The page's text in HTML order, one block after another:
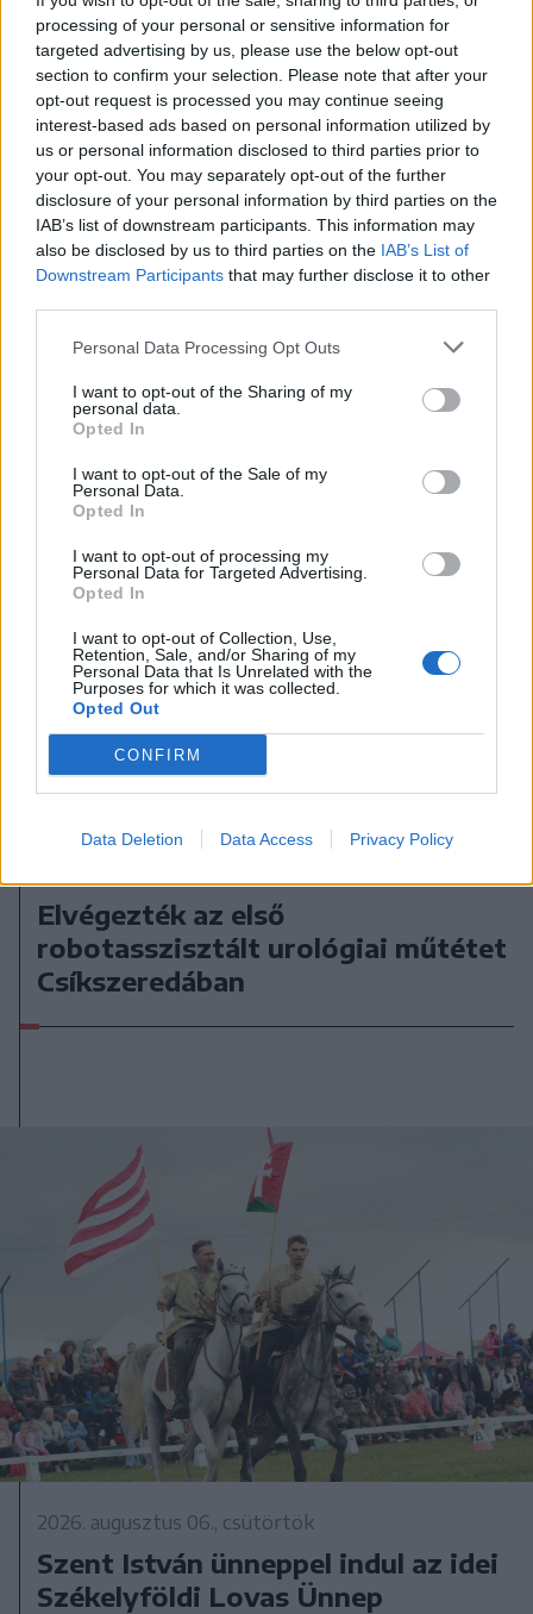
processing of your personal or sensitive information for
targeted advertising by us, please use the below opt-out
section to confirm your selection. Please note that after your
opt-out request is processed you may continue seeing
interest-based ads based on personal information utilized by
us or personal information disclosed to third parties prior to
your opt-out. You may separately opt-out of the further
disclosure of your personal information by third parties on the
IAB’s list of downstream participants. This information may
also be disclosed by us to third parties on the IAB’s List of
Downstream Participants that may further disclose it to other
Personal Data Processing Opt Outs
I want to opt-out of the Sharing of my
personal data.
Opted In
I want to opt-out of the Sale of my
Personal Data.
Opted In
I want to opt-out of processing my
Personal Data for Targeted Advertising.
Opted In
I want to opt-out of Collection, Use,
Retention, Sale, and/or Sharing of my
Personal Data that Is Unrelated with the
Purposes for which it was collected.
Opted Out
CONFIRM
Data Deletion Data Access Privacy Policy
Ferencváros
Nőileg
Sándor Ella: Na, indíts, s
menjünk!
A rovat további cikkei
Elvégezték az első
robotasszisztált urológiai műtétet
Csíkszeredában
2026. augusztus 06., csütörtök
Szent István ünneppel indul az idei
Székelyföldi Lovas Ünnep